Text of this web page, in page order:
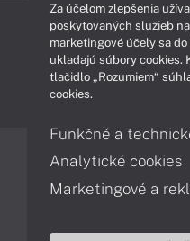
Za účelom zlepšenia
poskytovaných služieb
marketingové účely sa
ukladajú súbory cookies.
tlačidlo „Rozumiem“
cookies.
Funkčné a
Analytické cookies
Marketingové a